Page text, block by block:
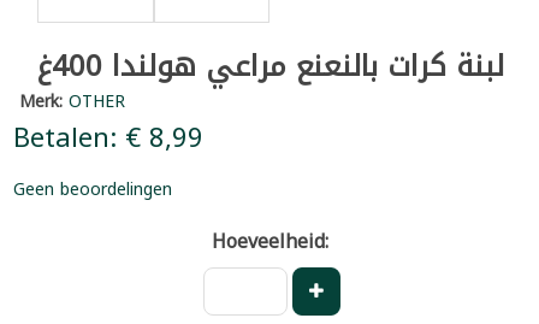
لبنة كرات بالنعنع مراعي هولندا 400غ
Merk:OTHER
Betalen: € 8,99
Geen beoordelingen
Hoeveelheid: